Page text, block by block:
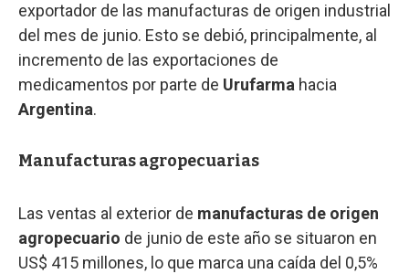
exportador de las manufacturas de origen industrial
del mes de junio. Esto se debió, principalmente, al
incremento de las exportaciones de
medicamentos por parte de Urufarma hacia
Argentina.
Manufacturas agropecuarias
Las ventas al exterior de manufacturas de origen
agropecuario de junio de este año se situaron en
US$ 415 millones, lo que marca una caída del 0,5%